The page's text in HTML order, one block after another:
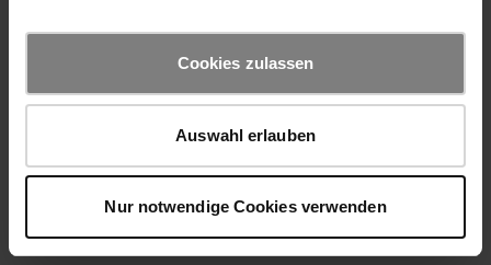
Cookies zulassen
Auswahl erlauben
Nur notwendige Cookies verwenden